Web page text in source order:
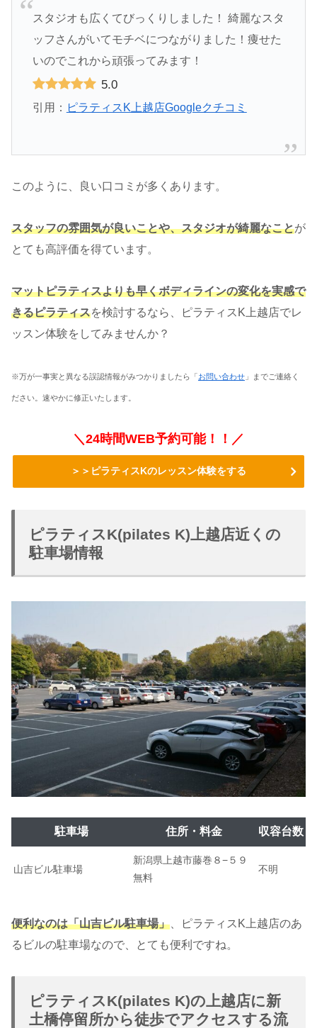
スタジオも広くてびっくりしました！ 綺麗なスタ
ッフさんがいてモチベにつながりました！痩せた
いのでこれから頑張ってみます！
5.0
引用： ピラティスK上越店Googleクチコミ
このように、良い口コミが多くあります。
スタッフの雰囲気が良いことや、スタジオが綺麗なことが
とても高評価を得ています。
マットピラティスよりも早くボディラインの変化を実感で
きるピラティスを検討するなら、ピラティスK上越店でレ
ッスン体験をしてみませんか？
※万が一事実と異なる誤認情報がみつかりましたら「お問い合わせ 」までご連絡く
ださい。速やかに修正いたします。
＼24時間WEB予約可能！！／
＞＞ピラティスKのレッスン体験をする
ピラティスK(pilates K)上越店近くの
駐車場情報
駐車場 住所・料金 収容台数
山吉ビル駐車場
新潟県上越市藤巻８−５９
無料
不明
便利なのは「山吉ビル駐車場」 、ピラティスK上越店のあ
るビルの駐車場なので、とても便利ですね。
ピラティスK(pilates K)の上越店に新
土橋停留所から徒歩でアクセスする流